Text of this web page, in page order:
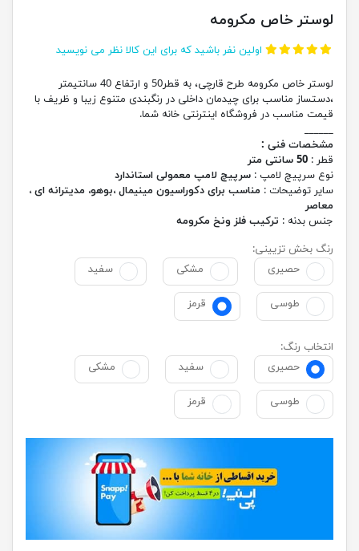
لوستر خاص مکرومه
اولین نفر باشید که برای این کالا نظر می نویسید
لوستر خاص مکرومه طرح قارچی، به قطر50 و ارتفاع 40 سانتیمتر
،دستساز مناسب برای چیدمان داخلی در رنگبندی متنوع زیبا و ظریف با
قیمت مناسب در فروشگاه اینترنتی خانه شما.
______
مشخصات فنی :
قطر : 50 سانتی متر
نوع سرپیچ لامپ : سرپیچ لامپ معمولی استاندارد
سایر توضیحات : مناسب برای دکوراسیون مینیمال ،بوهو، مدیترانه ای ،
معاصر
جنس بدنه : ترکیب فلز ونخ مکرومه
رنگ بخش تزیینی:
حصیری
مشکی سفید
طوسی قرمز
انتخاب رنگ:
حصیری
سفید مشکی
طوسی قرمز